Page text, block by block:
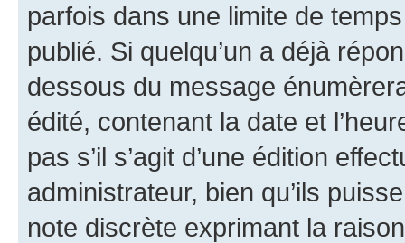
parfois dans une limite de
publié. Si quelqu’un a déjà
dessous du message
édité, contenant la date et
pas s’il s’agit d’une édition
administrateur, bien qu’ils
note discrète exprimant la